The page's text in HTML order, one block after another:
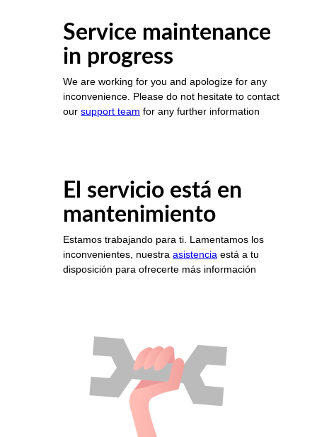
Service maintenance
in progress
We are working for you and apologize for any
inconvenience. Please do not hesitate to contact
our support team for any further information
El servicio está en
mantenimiento
Estamos trabajando para ti. Lamentamos los
inconvenientes, nuestra asistencia está a tu
disposición para ofrecerte más información